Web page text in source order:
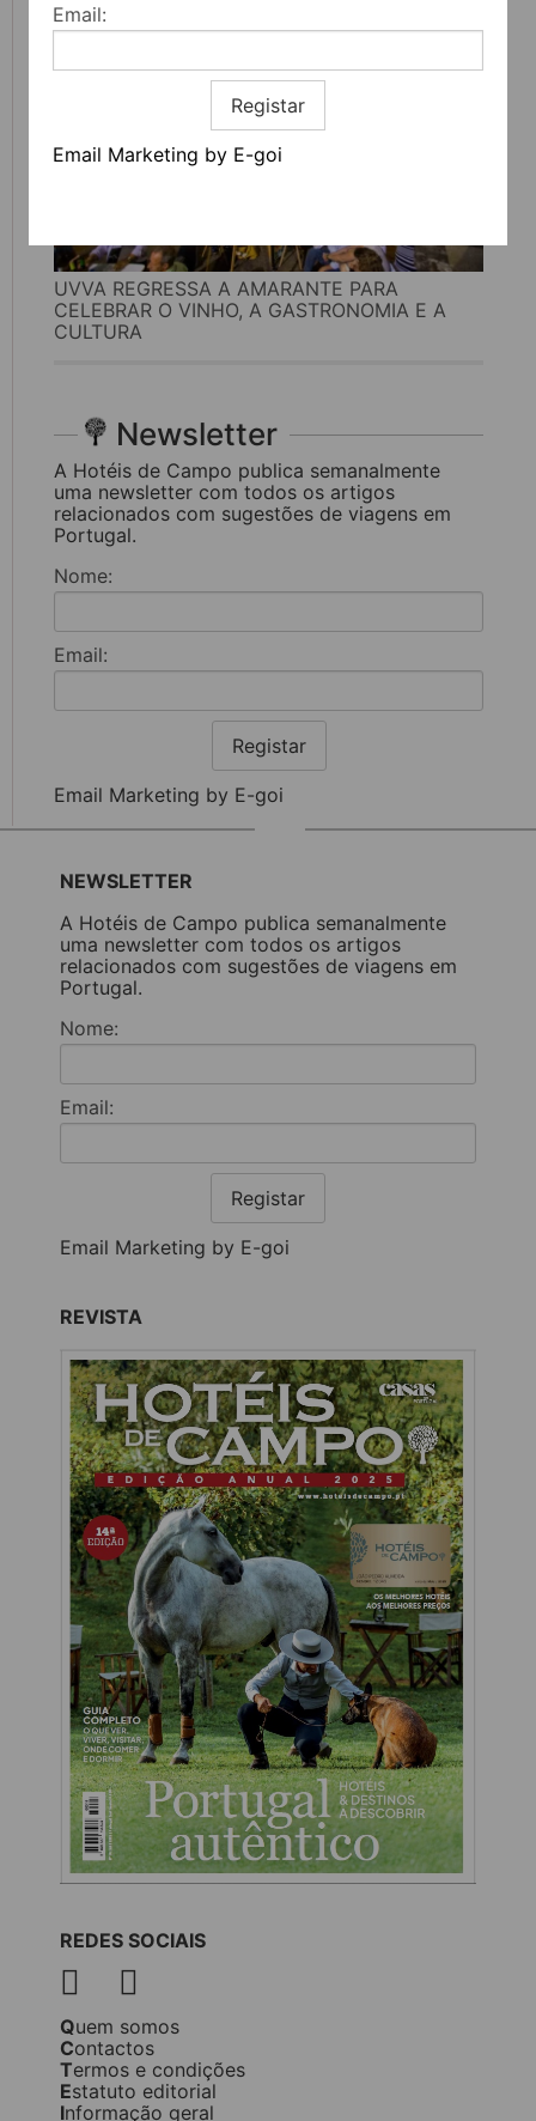
Email:
Registar
Email Marketing by E-goi
UVVA REGRESSA A AMARANTE PARA
CELEBRAR O VINHO, A GASTRONOMIA E A
CULTURA
Newsletter
A Hotéis de Campo publica semanalmente
uma newsletter com todos os artigos
relacionados com sugestões de viagens em
Portugal.
Nome:
Email:
Registar
Email Marketing by E-goi
NEWSLETTER
A Hotéis de Campo publica semanalmente
uma newsletter com todos os artigos
relacionados com sugestões de viagens em
Portugal.
Nome:
Email:
Registar
Email Marketing by E-goi
REVISTA
REDES SOCIAIS
Quem somos
Contactos
Termos e condições
Estatuto editorial
Informação geral